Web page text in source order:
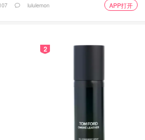
没问题。质地是乳霜状的，里面含有
易抹开，吸收也很快。这款价格很便
lululemon APP打开
2